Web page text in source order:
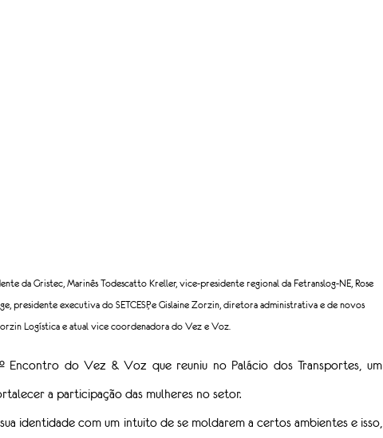
da Gristec, Marinês Todescatto Kreller, vice-presidente regional da Fetranslog-NE, Rose
presidente executiva do SETCESP, e Gislaine Zorzin, diretora administrativa e de novos
Logística e atual vice coordenadora do Vez e Voz.
do Vez & Voz que reuniu no Palácio dos Transportes, um
a participação das mulheres no setor.
identidade com um intuito de se moldarem a certos ambientes e isso,